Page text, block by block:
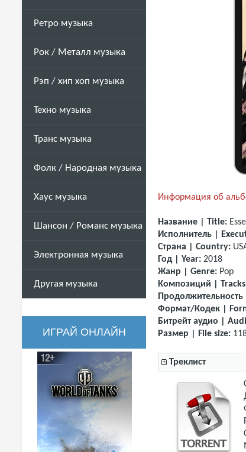
Ретро музыка
Рок / Металл музыка
Рэп / хип хоп музыка
Техно музыка
Транс музыка
Фолк / Народная музыка
Хаус музыка
Шансон / Романс музыка
Электронная музыка
Другая музыка
ИГРАЙ ОНЛАЙН
Информация об
Название | Title:
Исполнитель |
Страна | Country:
Год | Year: 2018
Жанр | Genre: Pop
Композиций |
Формат/Кодек |
Битрейт аудио |
Размер | File size:
Треклист